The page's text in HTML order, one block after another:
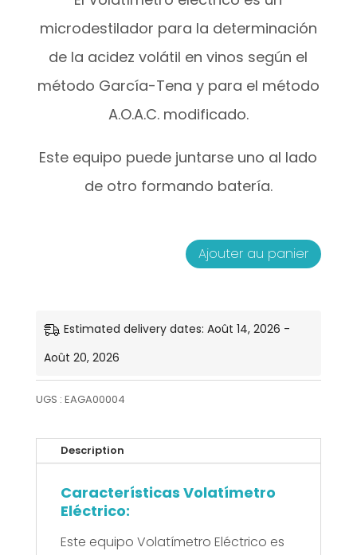
microdestilador para la determinación
de la acidez volátil en vinos según el
método García-Tena y para el método
A.O.A.C. modificado.
Este equipo puede juntarse uno al lado
de otro formando batería.
quantité
Volatímetro
Ajouter au panier
Estimated delivery dates: Août 14, 2026 -
Août 20, 2026
UGS : EAGA00004
Description
Características Volatímetro
Eléctrico:
Este equipo Volatímetro Eléctrico es